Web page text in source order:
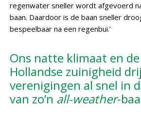
regenwater sneller wordt afgevoerd
baan. Daardoor is de baan sneller
bespeelbaar na een regenbui.’
Ons natte klimaat en
Hollandse zuinigheid
verenigingen al snel in
van zo’n all-weather-